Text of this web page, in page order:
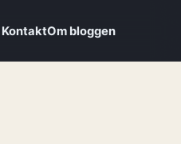
KontaktOm bloggen